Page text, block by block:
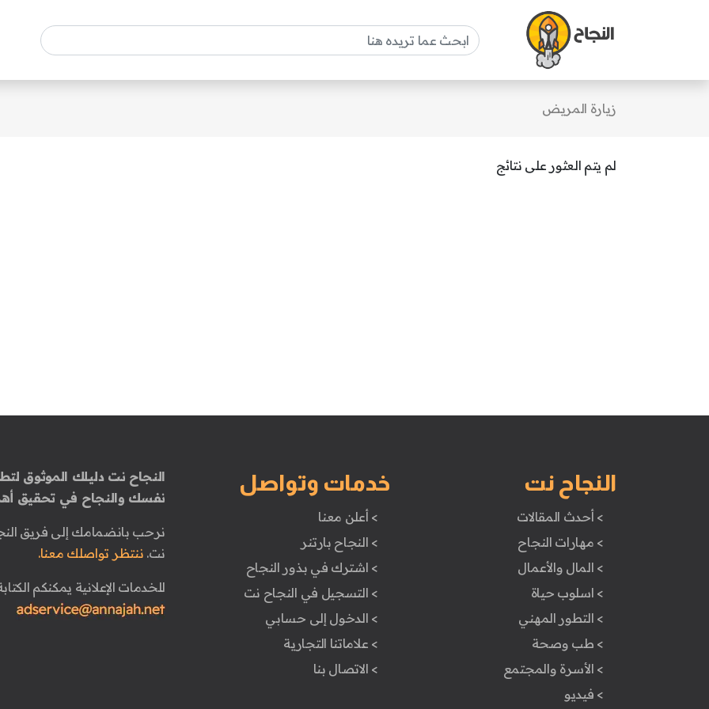
زيارة المريض
لم يتم العثور على نتائج
النجاح نت
> أحدث المقالات
> مهارات النجاح
> المال والأعمال
> اسلوب حياة
> التطور المهني
> طب وصحة
> الأسرة والمجتمع
> فيديو
خدمات وتواصل
> أعلن معنا
> النجاح بارتنر
> اشترك في بذور النجاح
> التسجيل في النجاح نت
> الدخول إلى حسابي
> علاماتنا التجارية
> الاتصال بنا
النجاح نت دليلك الموثوق
نفسك والنجاح في تحقيق
نرحب بانضمامك إلى فريق
نت. ننتظر تواصلك معنا.
للخدمات الإعلانية يمكنكم